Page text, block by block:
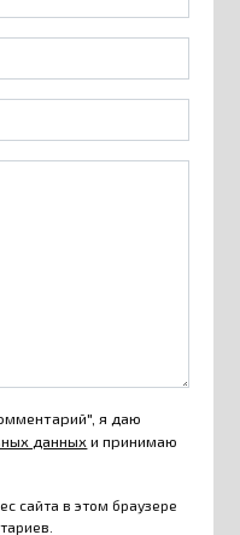
я даю
данныхи принимаю
сайта в этом браузере